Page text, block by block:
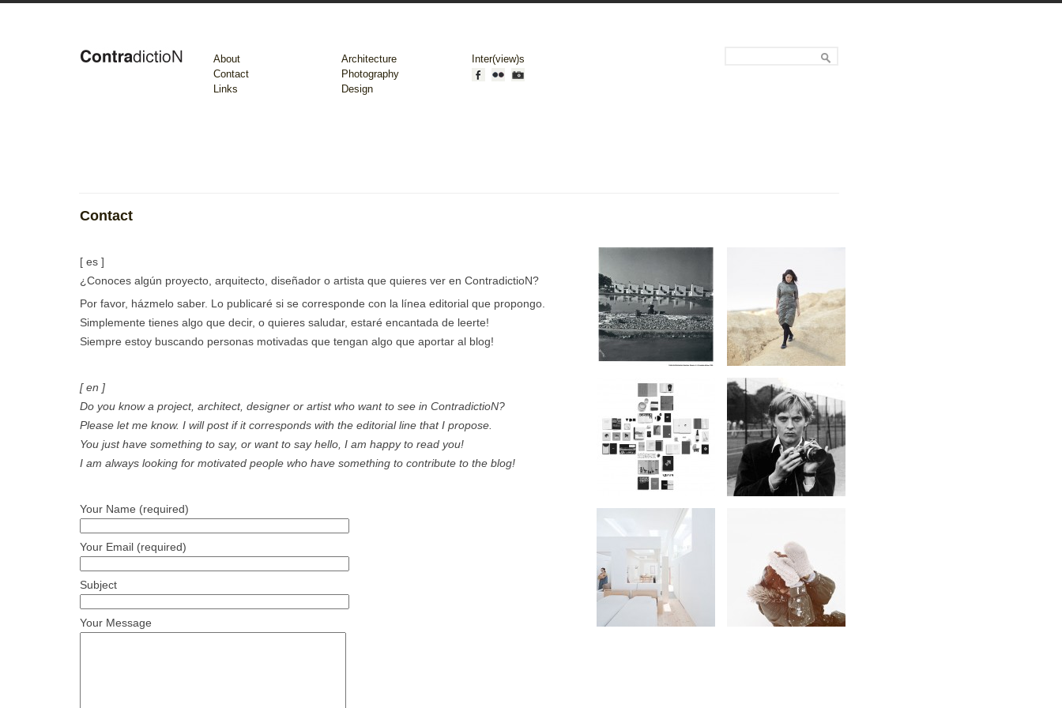
About
Contact
Links
Architecture
Photography
Design
Inter(view)s
Contact
[ es ]
¿Conoces algún proyecto, arquitecto, diseñador o artista que quieres ver en ContradictioN?
Por favor, házmelo saber. Lo publicaré si se corresponde con la línea editorial que propongo.
Simplemente tienes algo que decir, o quieres saludar, estaré encantada de leerte!
Siempre estoy buscando personas motivadas que tengan algo que aportar al blog!
[ en ]
Do you know a project, architect, designer or artist who want to see in ContradictioN?
Please let me know. I will post if it corresponds with the editorial line that I propose.
You just have something to say, or want to say hello, I am happy to read you!
I am always looking for motivated people who have something to contribute to the blog!
Your Name (required)
Your Email (required)
Subject
Your Message